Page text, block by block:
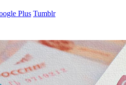
Plus Tumblr